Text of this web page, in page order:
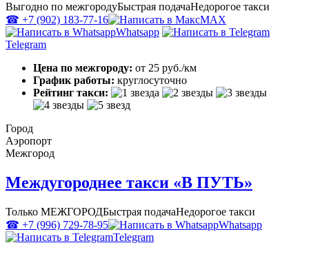
Выгодно по межгородуБыстрая подачаНедорогое такси
☎ +7 (902) 183-77-16
MAX
Whatsapp
Telegram
Цена по межгороду: от 25 руб./км
График работы: круглосуточно
Рейтинг такси:
Город
Аэропорт
Межгород
Междугороднее такси «В ПУТЬ»
Только МЕЖГОРОДБыстрая подачаНедорогое такси
☎ +7 (996) 729-78-95
Whatsapp
Telegram